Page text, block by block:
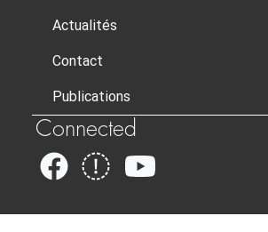
Actualités
Contact
Publications
Connected